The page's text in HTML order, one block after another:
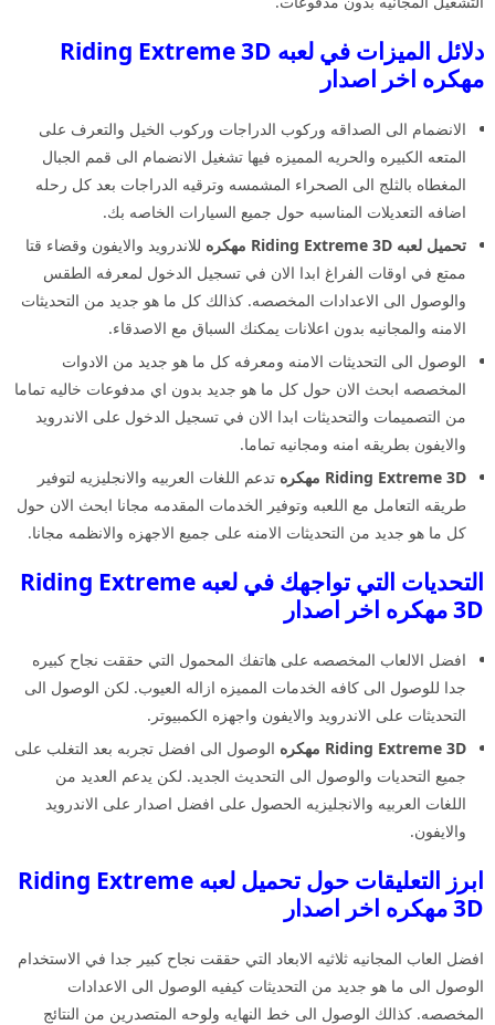
دلائل الميزات في لعبه Riding Extreme 3D
مهكره اخر اصدار
الانضمام الى الصداقه وركوب الدراجات وركوب الخيل والتعرف على
المتعه الكبيره والحريه المميزه فيها تشغيل الانضمام الى قمم الجبال
المغطاه بالثلج الى الصحراء المشمسه وترقيه الدراجات بعد كل رحله
اضافه التعديلات المناسبه حول جميع السيارات الخاصه بك.
تحميل لعبه Riding Extreme 3D مهكره
للاندرويد والايفون وقضاء قتا
ممتع في اوقات الفراغ ابدا الان في تسجيل الدخول لمعرفه الطقس
والوصول الى الاعدادات المخصصه. كذالك كل ما هو جديد من التحديثات
الامنه والمجانيه بدون اعلانات يمكنك السباق مع الاصدقاء.
الوصول الى التحديثات الامنه ومعرفه كل ما هو جديد من الادوات
المخصصه ابحث الان حول كل ما هو جديد بدون اي مدفوعات خاليه تماما
من التصميمات والتحديثات ابدا الان في تسجيل الدخول على الاندرويد
والايفون بطريقه امنه ومجانيه تماما.
Riding Extreme 3D مهكره
تدعم اللغات العربيه والانجليزيه لتوفير
طريقه التعامل مع اللعبه وتوفير الخدمات المقدمه مجانا ابحث الان حول
كل ما هو جديد من التحديثات الامنه على جميع الاجهزه والانظمه مجانا.
التحديات التي تواجهك في لعبه Riding Extreme
3D مهكره اخر اصدار
افضل الالعاب المخصصه على هاتفك المحمول التي حققت نجاح كبيره
جدا للوصول الى كافه الخدمات المميزه ازاله العيوب. لكن الوصول الى
التحديثات على الاندرويد والايفون واجهزه الكمبيوتر.
Riding Extreme 3D مهكره
الوصول الى افضل تجربه بعد التغلب على
جميع التحديات والوصول الى التحديث الجديد. لكن يدعم العديد من
اللغات العربيه والانجليزيه الحصول على افضل اصدار على الاندرويد
والايفون.
ابرز التعليقات حول تحميل لعبه Riding Extreme
3D مهكره اخر اصدار
افضل العاب المجانيه ثلاثيه الابعاد التي حققت نجاح كبير جدا في الاستخدام
الوصول الى ما هو جديد من التحديثات كيفيه الوصول الى الاعدادات
المخصصه. كذالك الوصول الى خط النهايه ولوحه المتصدرين من النتائج